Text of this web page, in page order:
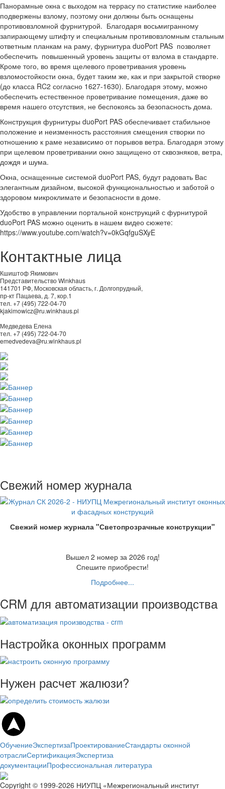
Панорамные окна с выходом на террасу по статистике наиболее
подвержены взлому, поэтому они должны быть оснащены
противовзломной фурнитурой. Благодаря восьмигранному
запирающему штифту и специальным противовзломным стальным
ответным планкам на раму, фурнитура duoPort PAS позволяет
обеспечить повышенный уровень защиты от взлома в стандарте.
Кроме того, во время щелевого проветривания уровень
взломостойкости окна, будет таким же, как и при закрытой створке
(до класса RC2 согласно 1627-1630). Благодаря этому, можно
обеспечить естественное проветривание помещения, даже во
время нашего отсутствия, не беспокоясь за безопасность дома.
Конструкция фурнитуры duoPort PAS обеспечивает стабильное
положение и неизменность расстояния смещения створки по
отношению к раме независимо от порывов ветра. Благодаря этому
при щелевом проветривании окно защищено от сквозняков, ветра,
дождя и шума.
Окна, оснащенные системой duoPort PAS, будут радовать Вас
элегантным дизайном, высокой функциональностью и заботой о
здоровом микроклимате и безопасности в доме.
Удобство в управлении портальной конструкций с фурнитурой
duoPort PAS можно оценить в нашем видео сюжете:
https://www.youtube.com/watch?v=0kGqfguSXyE
Контактные лица
Кшиштоф Якимович
Представительство Winkhaus
141701 РФ, Московская область, г. Долгопрудный,
пр-кт Пацаева, д. 7, кор.1
тел. +7 (495) 722-04-70
kjakimowicz@ru.winkhaus.pl
Медведева Елена
тел. +7 (495) 722-04-70
emedvedeva@ru.winkhaus.pl
Свежий номер журнала
Свежий номер журнала "Светопрозрачные конструкции"
Вышел 2 номер за 2026 год!
Спешите приобрести!
Подробнее...
CRM для автоматизации производства
Настройка оконных программ
Нужен расчет жалюзи?
ОбучениеЭкспертизаПроектированиеСтандарты оконной
отраслиСертификацияЭкспертиза
документацииПрофессиональная литература
Copyright © 1999-2026 НИУПЦ «Межрегиональный институт